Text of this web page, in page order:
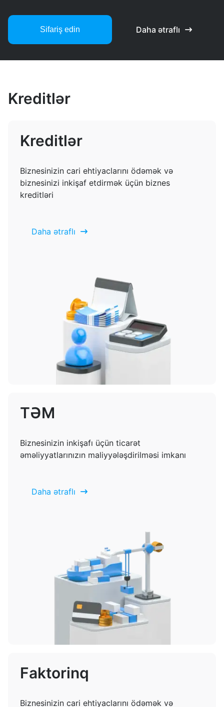
Sifariş edin Daha ətraflı
Kreditlər
Kreditlər
Biznesinizin cari ehtiyaclarını ödəmək və
biznesinizi inkişaf etdirmək üçün biznes
kreditləri
Daha ətraflı
TƏM
Biznesinizin inkişafı üçün ticarət
əməliyyatlarınızın maliyyələşdirilməsi imkanı
Daha ətraflı
Faktorinq
Biznesinizin cari ehtiyaclarını ödəmək və